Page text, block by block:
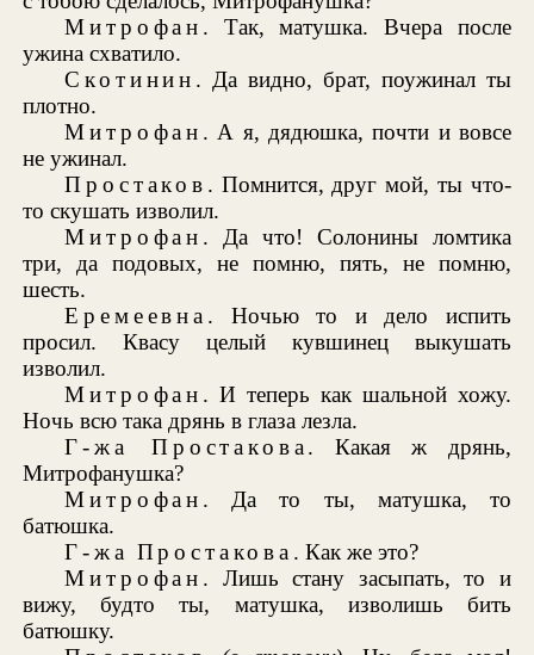
Митрофан . Так, матушка. Вчера после
ужина схватило.
Скотинин . Да видно, брат, поужинал ты
плотно.
Митрофан . А я, дядюшка, почти и вовсе
не ужинал.
Простаков . Помнится, друг мой, ты что-
то скушать изволил.
Митрофан . Да что! Солонины ломтика
три, да подовых, не помню, пять, не помню,
шесть.
Еремеевна . Ночью то и дело испить
просил. Квасу целый кувшинец выкушать
изволил.
Митрофан . И теперь как шальной хожу.
Ночь всю така дрянь в глаза лезла.
Г-жа Простакова. Какая ж дрянь,
Митрофанушка?
Митрофан . Да то ты, матушка, то
батюшка.
Г-жа Простакова . Как же это?
Митрофан . Лишь стану засыпать, то и
вижу, будто ты, матушка, изволишь бить
батюшку.